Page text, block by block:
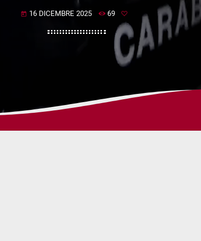
today 16 DICEMBRE 2025 69